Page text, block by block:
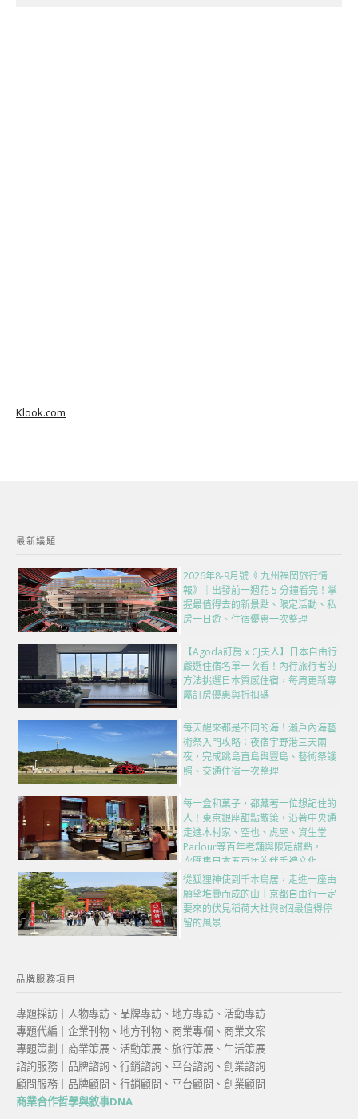
Klook.com
最新議題
2026年8-9月號《 九州福岡旅行情
報》｜出發前一週花 5 分鐘看完！掌
握最值得去的新景點、限定活動、私
房一日遊、住宿優惠一次整理
【Agoda訂房 x CJ夫人】日本自由行
嚴選住宿名單一次看！內行旅行者的
方法挑選日本質感住宿，每周更新專
屬訂房優惠與折扣碼
每天醒來都是不同的海！瀨戶內海藝
術祭入門攻略：夜宿宇野港三天兩
夜，完成跳島直島與豐島、藝術祭護
照、交通住宿一次整理
每一盒和菓子，都藏著一位想記住的
人！東京銀座甜點散策，沿著中央通
走進木村家、空也、虎屋、資生堂
Parlour等百年老舖與限定甜點，一
次匯集日本五百年的伴手禮文化
從狐狸神使到千本鳥居，走進一座由
願望堆疊而成的山｜京都自由行一定
要來的伏見稻荷大社與8個最值得停
留的風景
品牌服務項目
專題採訪｜人物專訪、品牌專訪、地方專訪、活動專訪
專題代編｜企業刊物、地方刊物、商業專欄、商業文案
專題策劃｜商業策展、活動策展、旅行策展、生活策展
諮詢服務｜品牌諮詢、行銷諮詢、平台諮詢、創業諮詢
顧問服務｜品牌顧問、行銷顧問、平台顧問、創業顧問
商業合作哲學與敘事DNA